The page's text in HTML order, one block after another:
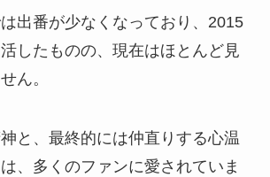
出番が少なくなっており、2015
したものの、現在はほとんど見
ん。
と、最終的には仲直りする心温
、多くのファンに愛されていま